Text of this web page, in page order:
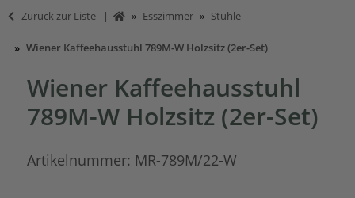
Zurück zur Liste Esszimmer Stühle
Wiener Kaffeehausstuhl 789M-W Holzsitz (2er-Set)
Wiener Kaffeehausstuhl
789M-W Holzsitz (2er-Set)
Artikelnummer: MR-789M/22-W